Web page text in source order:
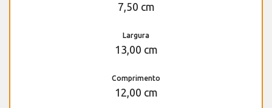
7,50 cm
Largura
13,00 cm
Comprimento
12,00 cm